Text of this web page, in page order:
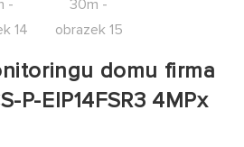
domu firma
P-EIP14FSR3 4MPx